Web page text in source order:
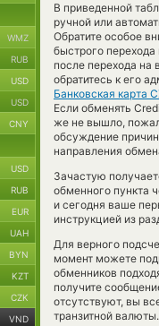
В приведенной
ручной или
Обратите особое
быстрого
после перехода
обратитесь к его
Банковская карта
Если обменять
же не вышло,
обсуждение
направления
Зачастую
обменного пункта
и сегодня ваше
инструкцией из
Для верного
момент можете
обменников
получите
отсутствуют, вы
транзитной валюты.
WMZ
RUB
USD
USD
CNY
USD
RUB
EUR
UAH
BYN
KZT
CZK
VND